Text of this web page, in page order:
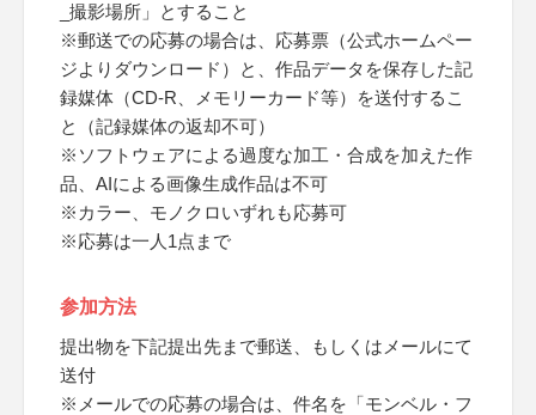
_撮影場所」とすること
※郵送での応募の場合は、応募票（公式ホームペー
ジよりダウンロード）と、作品データを保存した記
録媒体（CD-R、メモリーカード等）を送付するこ
と（記録媒体の返却不可）
※ソフトウェアによる過度な加工・合成を加えた作
品、AIによる画像生成作品は不可
※カラー、モノクロいずれも応募可
※応募は一人1点まで
参加方法
提出物を下記提出先まで郵送、もしくはメールにて
送付
※メールでの応募の場合は、件名を「モンベル・フ